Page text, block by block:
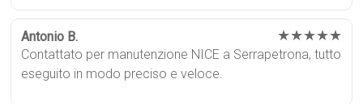
Antonio B. ★★★★★
Contattato per manutenzione NICE a Serrapetrona, tutto
eseguito in modo preciso e veloce.